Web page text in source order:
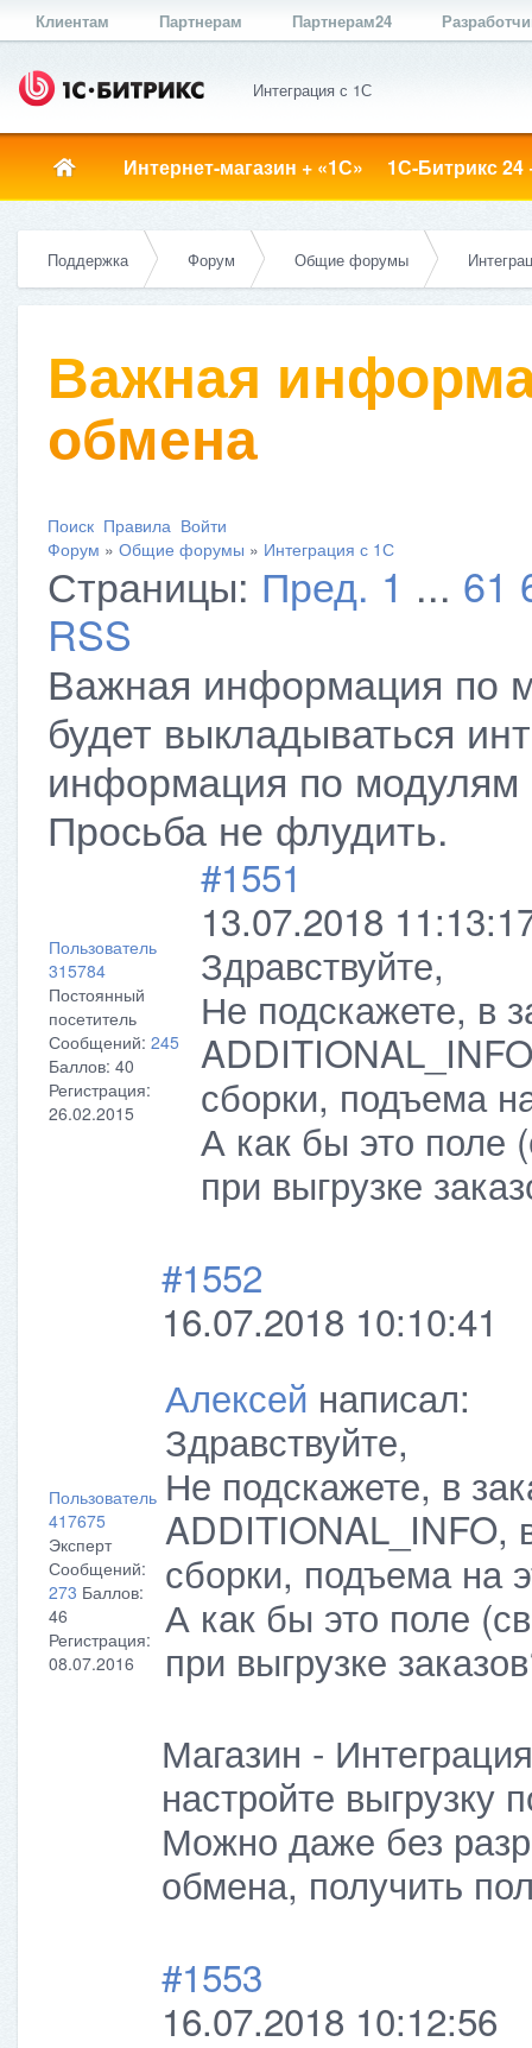
Клиентам Партнерам Партнерам24
Интеграция с 1С
Интернет-магазин + «1С» 1С-Битрикс 24
Поддержка Форум Общие форумы
Важная
обмена
Поиск Правила Войти
Форум » Общие форумы » Интеграция с 1С
Страницы: Пред. 1 ... 61
RSS
Важная информация по
будет выкладываться
информация по
Просьба не флудить.
Пользователь
315784
Постоянный
посетитель
Сообщений: 245
Баллов: 40
Регистрация:
26.02.2015
#1551
13.07.2018
Здравствуйте,
Не подскажете, в
сборки, подъема
А как бы это поле
при выгрузке
Пользователь
417675
Эксперт
Сообщений:
273 Баллов:
46
Регистрация:
08.07.2016
#1552
16.07.2018 10:10:41
Алексей написал:
Здравствуйте,
Не подскажете, в
ADDITIONAL_INFO,
сборки, подъема на
А как бы это поле
при выгрузке
Магазин -
настройте выгрузку
Можно даже без
обмена, получить
#1553
16.07.2018 10:12:56